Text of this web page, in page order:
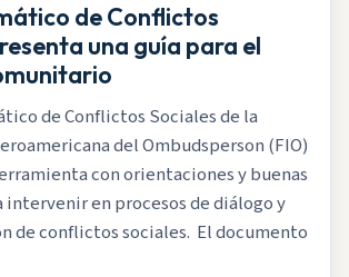
de Conflictos
una guía para el
de Conflictos Sociales de la
del Ombudsperson (FIO)
con orientaciones y buenas
intervenir en procesos de diálogo y
de conflictos sociales. El documento